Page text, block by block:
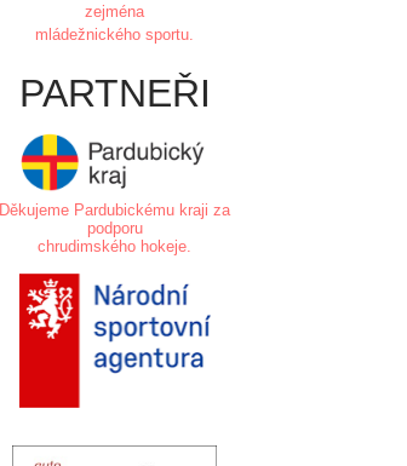
52
zejména
mládežnického sportu.
PARTNEŘI
Děkujeme Pardubickému kraji za
podporu
chrudimského hokeje.